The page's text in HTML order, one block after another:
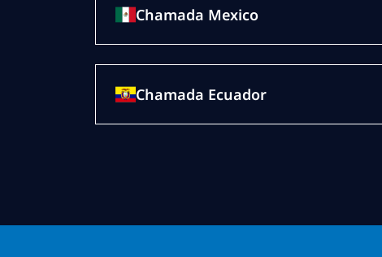
Chamada Mexico
Chamada Ecuador